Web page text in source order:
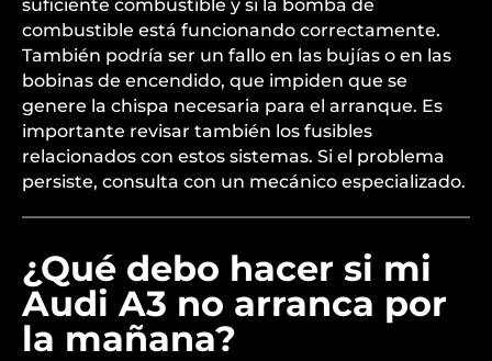
suficiente combustible y si la bomba de
combustible está funcionando correctamente.
También podría ser un fallo en las bujías o en las
bobinas de encendido, que impiden que se
genere la chispa necesaria para el arranque. Es
importante revisar también los fusibles
relacionados con estos sistemas. Si el problema
persiste, consulta con un mecánico especializado.
¿Qué debo hacer si mi
Audi A3 no arranca por
la mañana?